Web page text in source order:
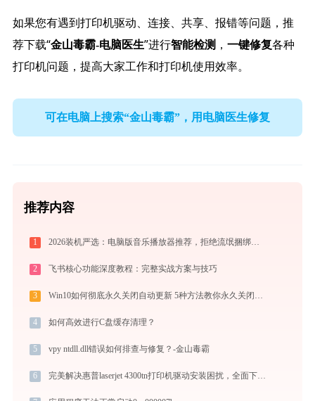
如果您有遇到打印机驱动、连接、共享、报错等问题，推
荐下载“金山毒霸-电脑医生”进行智能检测， 一键修复各种
打印机问题，提高大家工作和打印机使用效率。
可在电脑上搜索“金山毒霸”，用电脑医生修复
推荐内容
1 2026装机严选：电脑版音乐播放器推荐，拒绝流氓捆绑，还原极致无损心流音质
2 飞书核心功能深度教程：完整实战方案与技巧
3 Win10如何彻底永久关闭自动更新 5种方法教你永久关闭win10自动更新
4 如何高效进行C盘缓存清理？
5 vpy ntdll.dll错误如何排查与修复？-金山毒霸
6 完美解决惠普laserjet 4300tn打印机驱动安装困扰，全面下载安装教程